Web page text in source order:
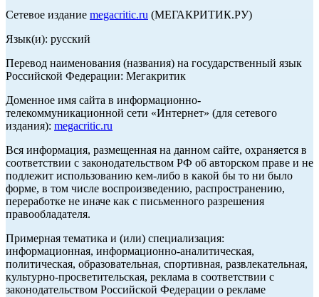
Сетевое издание megacritic.ru (МЕГАКРИТИК.РУ)
Язык(и): русский
Перевод наименования (названия) на государственный язык
Российской Федерации: Мегакритик
Доменное имя сайта в информационно-
телекоммуникационной сети «Интернет» (для сетевого
издания): megacritic.ru
Вся информация, размещенная на данном сайте, охраняется в
соответствии с законодательством РФ об авторском праве и не
подлежит использованию кем-либо в какой бы то ни было
форме, в том числе воспроизведению, распространению,
переработке не иначе как с письменного разрешения
правообладателя.
Примерная тематика и (или) специализация:
информационная, информационно-аналитическая,
политическая, образовательная, спортивная, развлекательная,
культурно-просветительская, реклама в соответствии с
законодательством Российской Федерации о рекламе